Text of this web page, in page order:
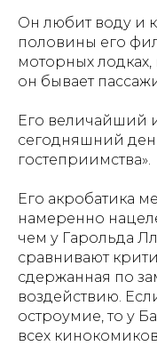
Он любит воду и
половины его
моторных лодках,
он бывает
Его величайший
сегодняшний
гостеприимства».
Его акробатика
намеренно
чем у Гарольда
сравнивают
сдержанная по
воздействию.
остроумие, то у
всех